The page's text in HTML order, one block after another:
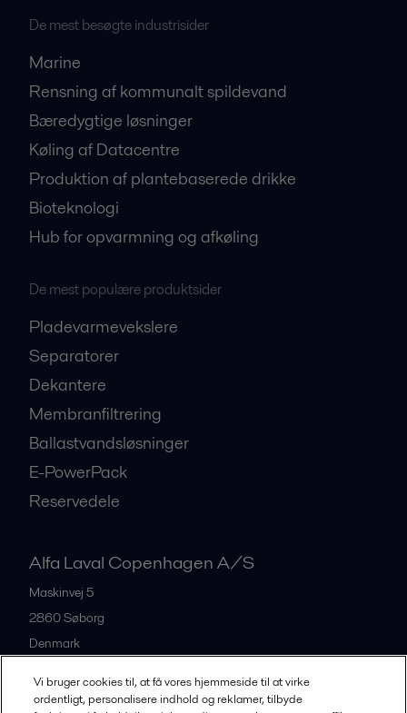
De mest besøgte industrisider
Marine
Rensning af kommunalt spildevand
Bæredygtige løsninger
Køling af Datacentre
Produktion af plantebaserede drikke
Bioteknologi
Hub for opvarmning og afkøling
De mest populære produktsider
Pladevarmevekslere
Separatorer
Dekantere
Membranfiltrering
Ballastvandsløsninger
E-PowerPack
Reservedele
Alfa Laval Copenhagen A/S
Maskinvej 5
2860Søborg
Denmark
Vi bruger cookies til, at få vores hjemmeside til at virke
ordentligt, personalisere indhold og reklamer, tilbyde